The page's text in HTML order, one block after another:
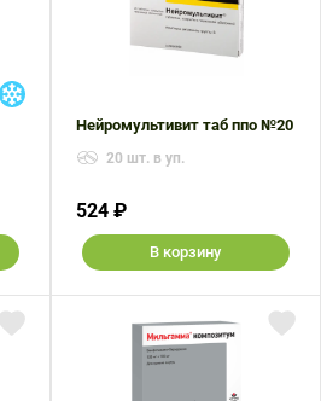
Нейромультивит таб ппо №20
20 шт. в уп.
524 ₽
В корзину